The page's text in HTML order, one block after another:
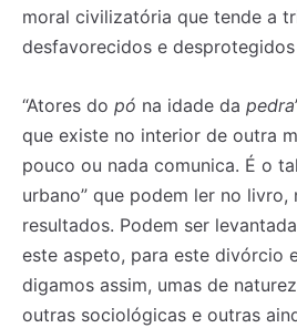
moral civilizatória que tende a
desfavorecidos e
“Atores do pó na idade da pedra
que existe no interior de outra
pouco ou nada comunica. É o
urbano” que podem ler no livro,
resultados. Podem ser
este aspeto, para este divórcio
digamos assim, umas de
outras sociológicas e outras